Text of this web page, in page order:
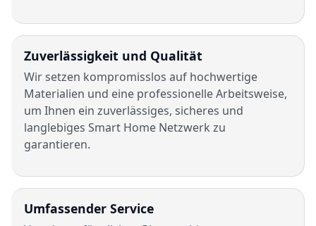
Zuverlässigkeit und Qualität
Wir setzen kompromisslos auf hochwertige
Materialien und eine professionelle Arbeitsweise,
um Ihnen ein zuverlässiges, sicheres und
langlebiges Smart Home Netzwerk zu
garantieren.
Umfassender Service